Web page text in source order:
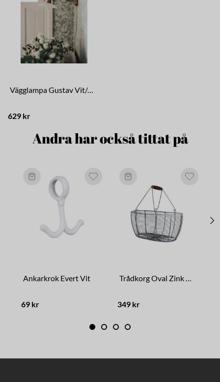
Vägglampa Gustav Vit/Antik Mässing
629 kr
Andra har också tittat på
Ankarkrok Evert Vit
69 kr
Trådkorg Oval Zink Mellan
349 kr